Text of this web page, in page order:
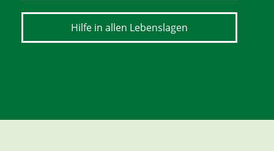
Hilfe in allen Lebenslagen